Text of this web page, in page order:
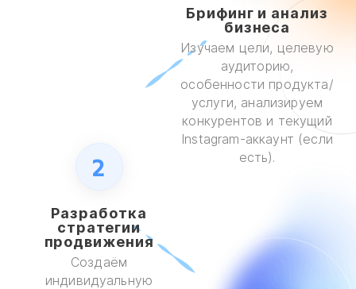
Брифинг и анализ
бизнеса
Изучаем цели, целевую
аудиторию,
особенности продукта/
услуги, анализируем
конкурентов и текущий
Instagram-аккаунт (если
есть).
2
Разработка
стратегии
продвижения
Создаём
индивидуальную